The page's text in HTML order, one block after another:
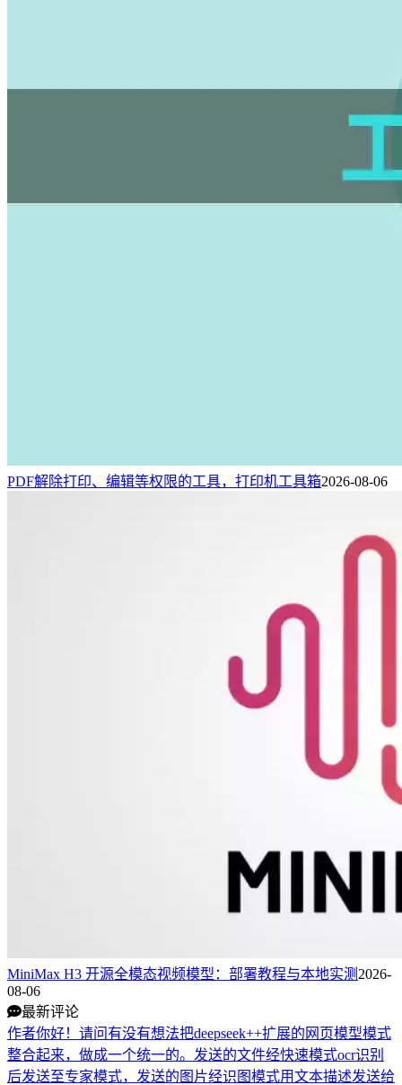
PDF解除打印、编辑等权限的工具，打印机工具箱2026-08-06
MiniMax H3 开源全模态视频模型：部署教程与本地实测 2026-
08-06
最新评论
作者你好！请问有没有想法把deepseek++扩展的网页模型模式
整合起来，做成一个统一的。发送的文件经快速模式ocr识别
后发送至专家模式，发送的图片经识图模式用文本描述发送给